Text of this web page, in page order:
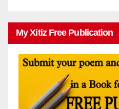
My Xitiz Free Publication